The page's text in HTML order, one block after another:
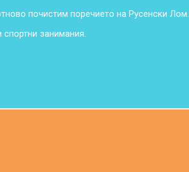
почистим поречието на Русенски Лом.
занимания.